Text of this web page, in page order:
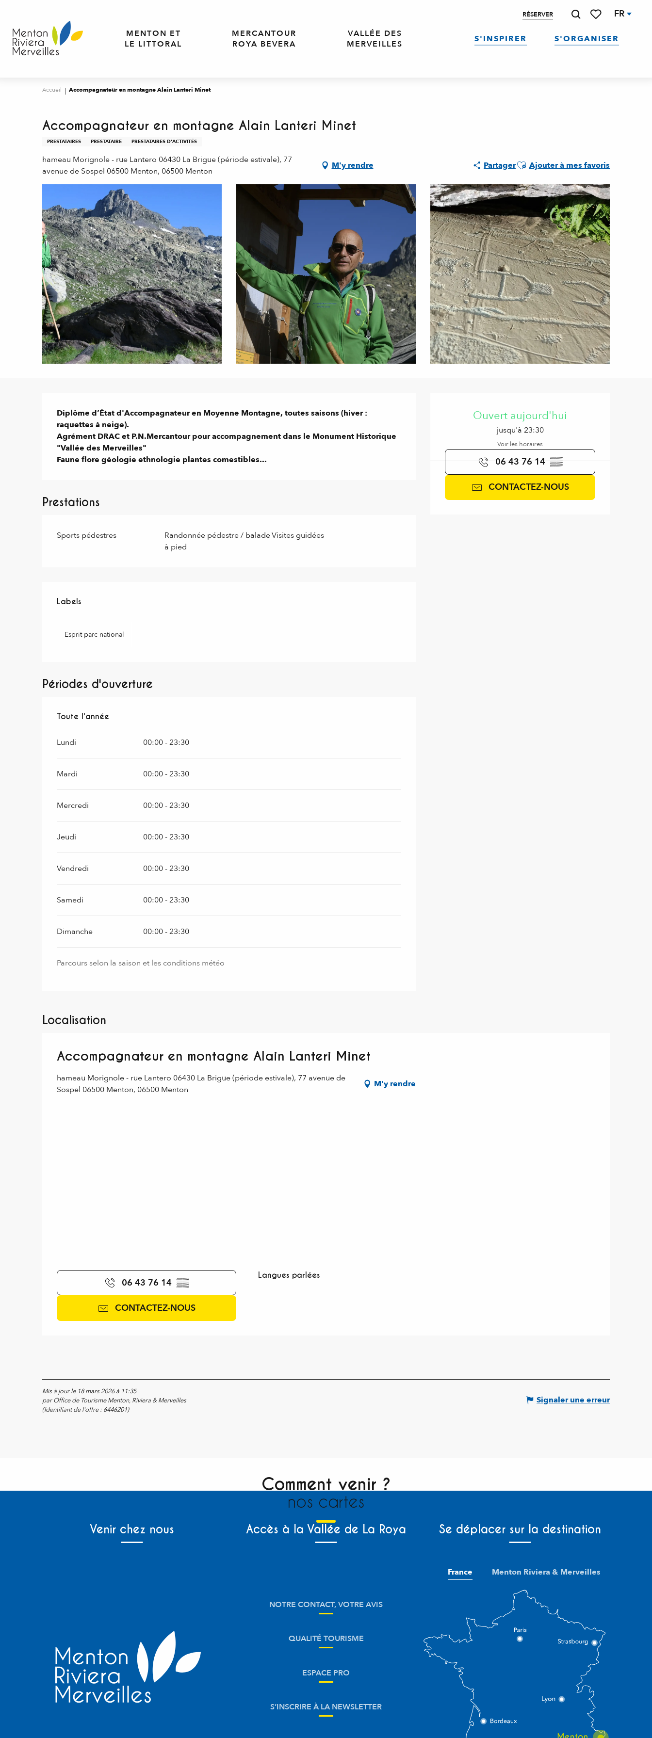
contenu
principal
RÉSERVER FR
MENTON ET
LE LITTORAL
MERCANTOUR
ROYA BEVERA
VALLÉE DES
MERVEILLES
S'INSPIRER S'ORGANISER
Accueil Accompagnateur en montagne Alain Lanteri Minet
Accompagnateur en montagne Alain Lanteri Minet
PRESTATAIRES PRESTATAIRE PRESTATAIRES D'ACTIVITÉS
hameau Morignole - rue Lantero 06430 La Brigue (période estivale), 77
avenue de Sospel 06500 Menton, 06500 Menton
M'y rendre PartagerAjouter aux favoris
Ajouter à mes favoris
Ouvert aujourd'hui
jusqu'à 23:30
Voir les horaires
06 43 76 14 ▒▒
CONTACTEZ-NOUS
Description
Diplôme d’État d'Accompagnateur en Moyenne Montagne, toutes saisons (hiver :
raquettes à neige).
Agrément DRAC et P.N.Mercantour pour accompagnement dans le Monument Historique
"Vallée des Merveilles"
Faune flore géologie ethnologie plantes comestibles...
Prestations
Sports pédestres
Randonnée pédestre / balade
à pied
Visites guidées
Offres de prestations
Labels
Labels
Esprit parc national
Périodes d'ouverture
Toute l'année
Toute l'année
Lundi 00:00 - 23:30
Mardi 00:00 - 23:30
Mercredi 00:00 - 23:30
Jeudi 00:00 - 23:30
Vendredi 00:00 - 23:30
Samedi 00:00 - 23:30
Dimanche 00:00 - 23:30
Parcours selon la saison et les conditions météo
Localisation
Accompagnateur en montagne Alain Lanteri Minet
hameau Morignole - rue Lantero 06430 La Brigue (période estivale), 77 avenue de
Sospel 06500 Menton, 06500 Menton
M'y rendre
06 43 76 14 ▒▒
CONTACTEZ-NOUS
Langues parlées
Langues parlées
Mis à jour le 18 mars 2026 à 11:35
par Office de Tourisme Menton, Riviera & Merveilles
(Identifiant de l'offre : 6446201)
Signaler une erreur
Comment venir ?
nos cartes
Venir chez nous Accès à la Vallée de La Roya Se déplacer sur la destination
NOTRE CONTACT, VOTRE AVIS
QUALITÉ TOURISME
ESPACE PRO
S’INSCRIRE À LA NEWSLETTER
France Menton Riviera & Merveilles